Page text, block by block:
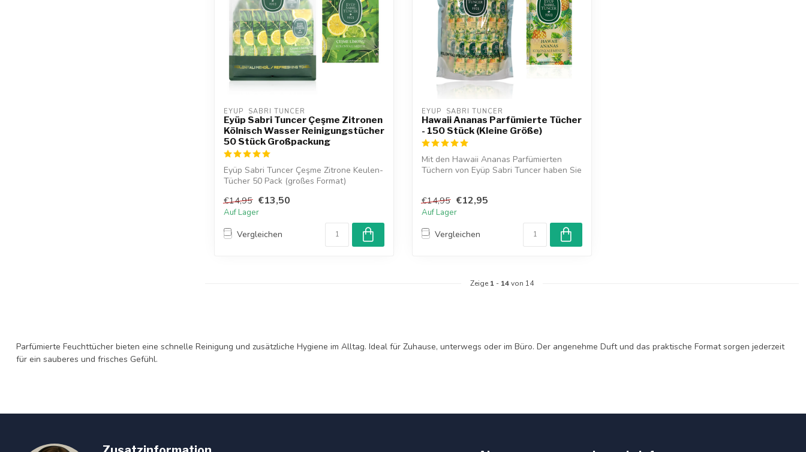
EYUP  SABRI TUNCER
Eyüp Sabri Tuncer Çeşme Zitronen
Kölnisch Wasser Reinigungstücher
50 Stück Großpackung
Eyüp Sabri Tuncer Çeşme Zitrone Keulen-
Tücher 50 Pack (großes Format)
€14,95 €13,50
Auf Lager
Vergleichen
EYUP  SABRI TUNCER
Hawaii Ananas Parfümierte Tücher
- 150 Stück (Kleine Größe)
Mit den Hawaii Ananas Parfümierten
Tüchern von Eyüp Sabri Tuncer haben Sie
€14,95 €12,95
Auf Lager
Vergleichen
Zeige 1 - 14von 14
Parfümierte Feuchttücher bieten eine schnelle Reinigung und zusätzliche Hygiene im Alltag. Ideal für Zuhause, unterwegs oder im Büro. Der angenehme Duft und das praktische Format sorgen jederzeit
für ein sauberes und frisches Gefühl.